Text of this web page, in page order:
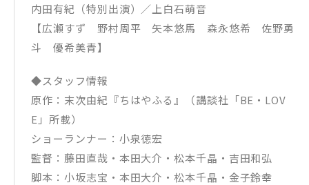
内田有紀（特別出演）／上白石萌音
【広瀬すず 野村周平 矢本悠馬 森永悠希 佐野勇
斗 優希美青】
◆スタッフ情報
原作：末次由紀『ちはやふる』（講談社「BE・LOV
E」所載）
ショーランナー：小泉徳宏
監督：藤田直哉・本田大介・松本千晶・吉田和弘
脚本：小坂志宝・本田大介・松本千晶・金子鈴幸